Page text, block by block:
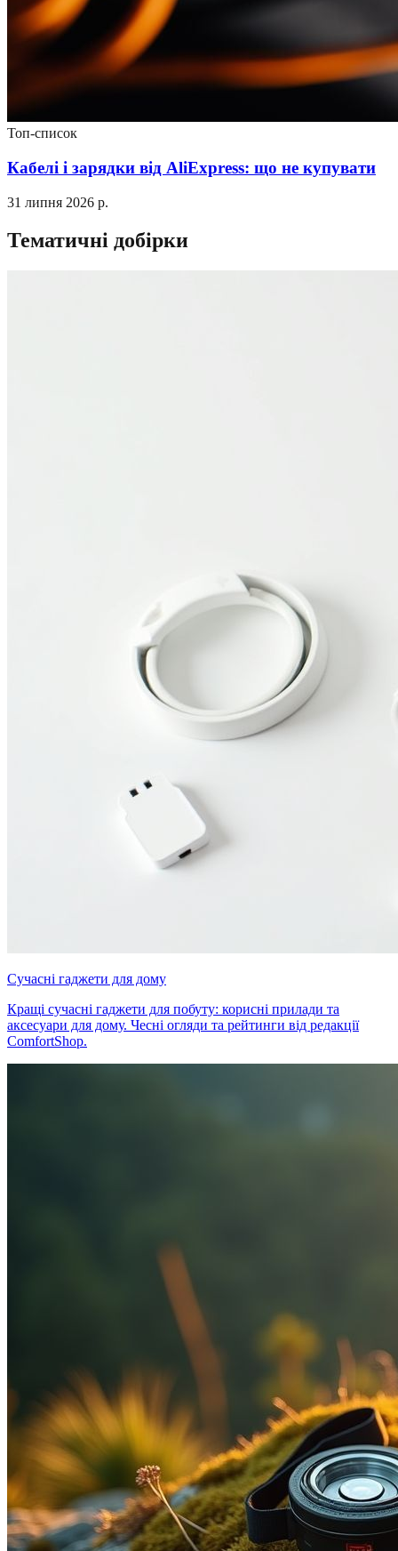
Топ-список
Кабелі і зарядки від AliExpress: що не купувати
31 липня 2026 р.
Тематичні добірки
Сучасні гаджети для дому
Кращі сучасні гаджети для побуту: корисні прилади та
аксесуари для дому. Чесні огляди та рейтинги від редакції
ComfortShop.